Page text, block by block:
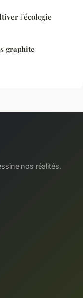
l'écologie
graphite
nos réalités.